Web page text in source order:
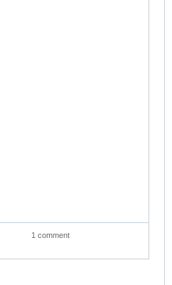
1 comment